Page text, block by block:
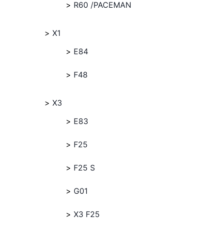
R60 /PACEMAN
X1
E84
F48
X3
E83
F25
F25 S
G01
X3 F25